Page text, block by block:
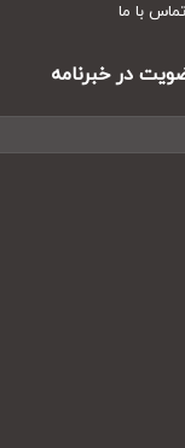
با ما
در خبرنامه